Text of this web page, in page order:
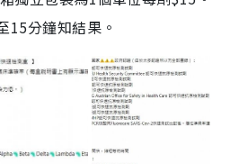
15分鐘知結果。